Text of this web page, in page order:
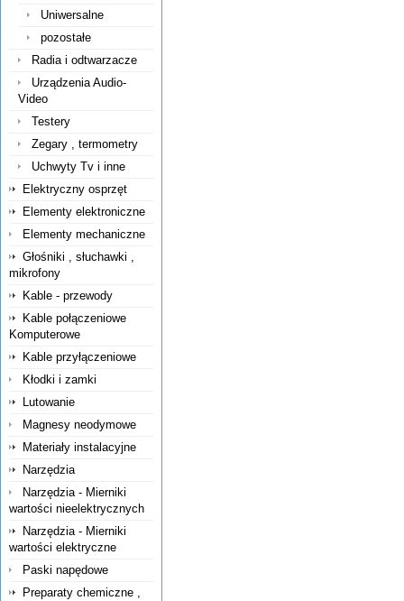
Uniwersalne
pozostałe
Radia i odtwarzacze
Urządzenia Audio-
Video
Testery
Zegary , termometry
Uchwyty Tv i inne
Elektryczny osprzęt
Elementy elektroniczne
Elementy mechaniczne
Głośniki , słuchawki ,
mikrofony
Kable - przewody
Kable połączeniowe
Komputerowe
Kable przyłączeniowe
Kłodki i zamki
Lutowanie
Magnesy neodymowe
Materiały instalacyjne
Narzędzia
Narzędzia - Mierniki
wartości nieelektrycznych
Narzędzia - Mierniki
wartości elektryczne
Paski napędowe
Preparaty chemiczne ,